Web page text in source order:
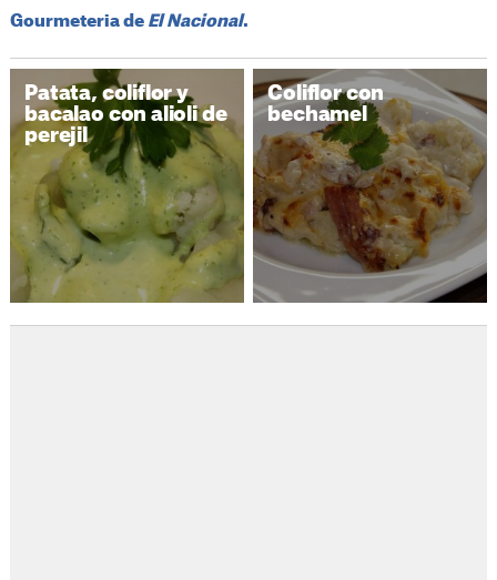
Gourmeteria de El Nacional.
Patata, coliflor y
bacalao con alioli de
perejil
Coliflor con
bechamel